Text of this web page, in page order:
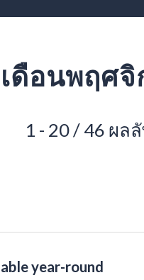
ดือนพฤศจิ
1 - 20 / 46 ผล
year-round